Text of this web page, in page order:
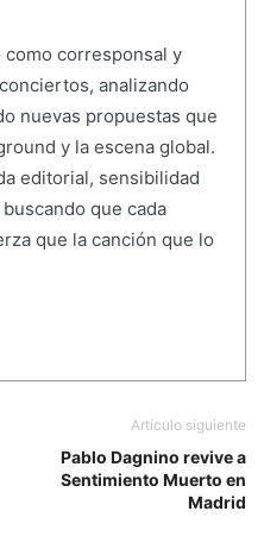
corresponsal y
analizando
nuevas propuestas que
y la escena global.
editorial, sensibilidad
que cada
que la canción que lo
Artículo siguiente
Pablo Dagnino revive a
Sentimiento Muerto en
Madrid